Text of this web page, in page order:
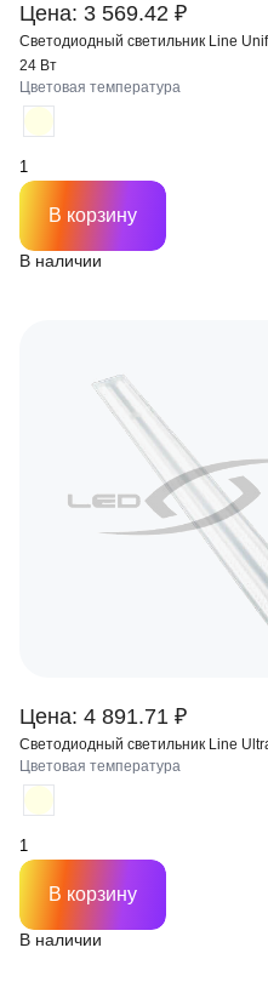
Цена: 3 569.42 ₽
Светодиодный светильник Line
24 Вт
В наличии
Цветовая температура
В корзину
Цена: 4 891.71 ₽
Светодиодный светильник Line
В наличии
Цветовая температура
В корзину